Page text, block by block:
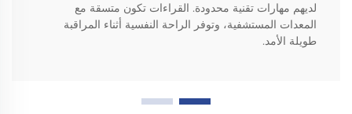
لديهم مهارات تقنية محدودة. القراءات تكون متسقة مع
المعدات المستشفية، وتوفر الراحة النفسية أثناء المراقبة
طويلة الأمد.